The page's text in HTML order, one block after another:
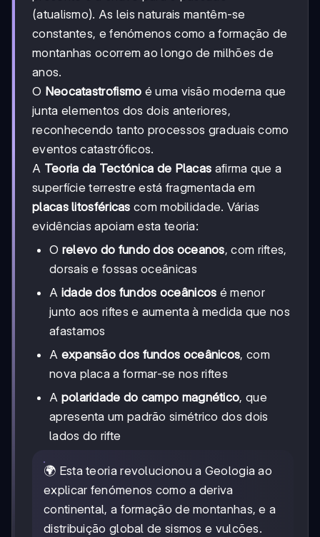
(atualismo). As leis naturais mantêm-se
constantes, e fenómenos como a formação de
montanhas ocorrem ao longo de milhões de
anos.
O Neocatastrofismo é uma visão moderna que
junta elementos dos dois anteriores,
reconhecendo tanto processos graduais como
eventos catastróficos.
A Teoria da Tectónica de Placas afirma que a
superfície terrestre está fragmentada em
placas litosféricas com mobilidade. Várias
evidências apoiam esta teoria:
O relevo do fundo dos oceanos, com riftes,
dorsais e fossas oceânicas
A idade dos fundos oceânicos é menor
junto aos riftes e aumenta à medida que nos
afastamos
A expansão dos fundos oceânicos, com
nova placa a formar-se nos riftes
A polaridade do campo magnético, que
apresenta um padrão simétrico dos dois
lados do rifte
🌍 Esta teoria revolucionou a Geologia ao
explicar fenómenos como a deriva
continental, a formação de montanhas, e a
distribuição global de sismos e vulcões.